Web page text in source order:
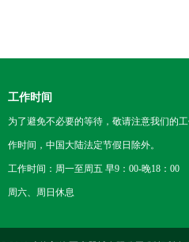
工作时间
为了避免不必要的等待，敬请注意我们的
作时间，中国大陆法定节假日除外。
工作时间：周一至周五 早9：00-晚18：00
周六、周日休息